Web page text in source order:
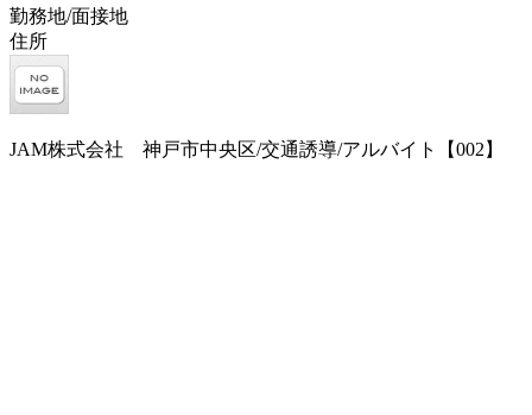
勤務地/面接地
住所
JAM株式会社 神戸市中央区/交通誘導/アルバイト【002】